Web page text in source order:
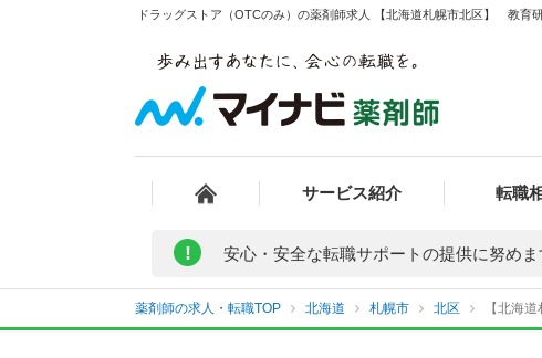
ドラッグストア（OTCのみ）の薬剤師求人 【北海道札幌市北区】 教育
サービス紹介 転職
! 安心・安全な転職サポートの提供に努めま
薬剤師の求人・転職TOP 北海道 札幌市 北区 【北海